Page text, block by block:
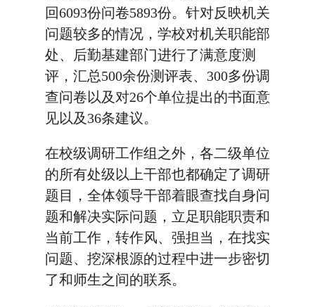
回6093份问卷5893份。针对反映机关
问题较多的情况，学校对机关职能部
处、后勤基建部门进行了满意度测
评，汇总500余份测评表、300多份调
查问卷以及对26个单位提出的书面意
见以及36条建议。
在校级调研工作组之外，各二级单位
的所有处级以上干部也都确定了调研
题目，全体领导干部着眼查找自身问
题和解决实际问题，立足职能职责和
当前工作，转作风、强担当，在找实
问题、挖深根源的过程中进一步密切
了和师生之间的联系。